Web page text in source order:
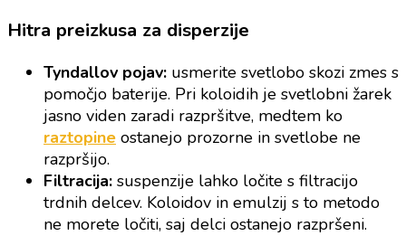
Hitra preizkusa za disperzije
Tyndallov pojav: usmerite svetlobo skozi zmes s
pomočjo baterije. Pri koloidih je svetlobni žarek
jasno viden zaradi razpršitve, medtem ko
raztopine ostanejo prozorne in svetlobe ne
razpršijo.
Filtracija: suspenzije lahko ločite s filtracijo
trdnih delcev. Koloidov in emulzij s to metodo
ne morete ločiti, saj delci ostanejo razpršeni.